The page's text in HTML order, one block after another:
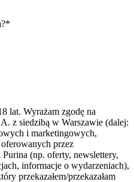
lat. Wyrażam zgodę na
z siedzibą w Warszawie (dalej:
i marketingowych,
przez
(np. oferty, newslettery,
informacje o wydarzeniach),
przekazałem/przekazałam